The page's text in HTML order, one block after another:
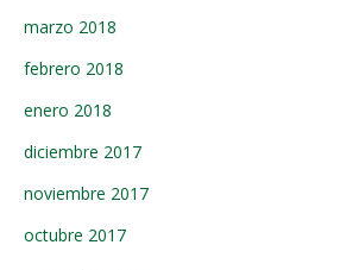
marzo 2018
febrero 2018
enero 2018
diciembre 2017
noviembre 2017
octubre 2017